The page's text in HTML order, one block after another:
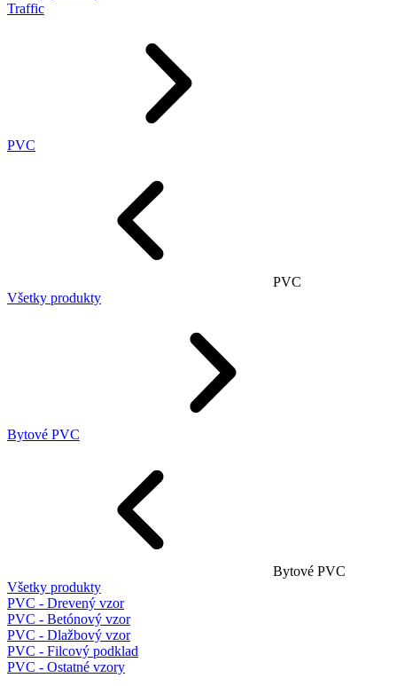
Traffic
PVC
PVC
Všetky produkty
Bytové PVC
Bytové PVC
Všetky produkty
PVC - Drevený vzor
PVC - Betónový vzor
PVC - Dlažbový vzor
PVC - Filcový podklad
PVC - Ostatné vzory